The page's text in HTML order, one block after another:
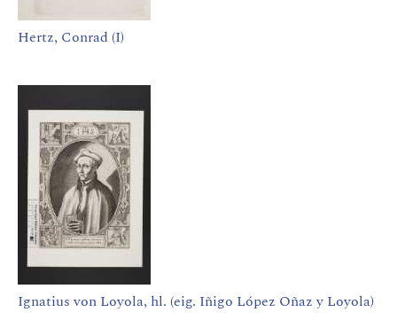
Hertz, Conrad (I)
Ignatius von Loyola, hl. (eig. Iñigo López Oñaz y Loyola)